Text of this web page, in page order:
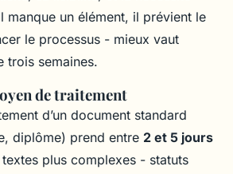
manque un élément, il prévient le
le processus - mieux vaut
trois semaines.
de traitement
d’un document standard
diplôme) prend entre 2 et 5 jours
plus complexes - statuts